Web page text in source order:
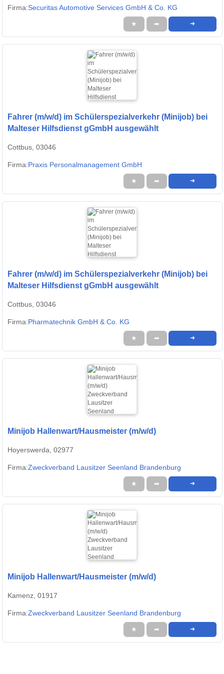
Firma:Securitas Automotive Services GmbH & Co. KG
★ ➦ ➜
Fahrer (m/w/d) im Schülerspezialverkehr (Minijob) bei
Malteser Hilfsdienst gGmbH ausgewählt
Cottbus, 03046
Firma:Praxis Personalmanagement GmbH
★ ➦ ➜
Fahrer (m/w/d) im Schülerspezialverkehr (Minijob) bei
Malteser Hilfsdienst gGmbH ausgewählt
Cottbus, 03046
Firma:Pharmatechnik GmbH & Co. KG
★ ➦ ➜
Minijob Hallenwart/Hausmeister (m/w/d)
Hoyerswerda, 02977
Firma:Zweckverband Lausitzer Seenland Brandenburg
★ ➦ ➜
Minijob Hallenwart/Hausmeister (m/w/d)
Kamenz, 01917
Firma:Zweckverband Lausitzer Seenland Brandenburg
★ ➦ ➜